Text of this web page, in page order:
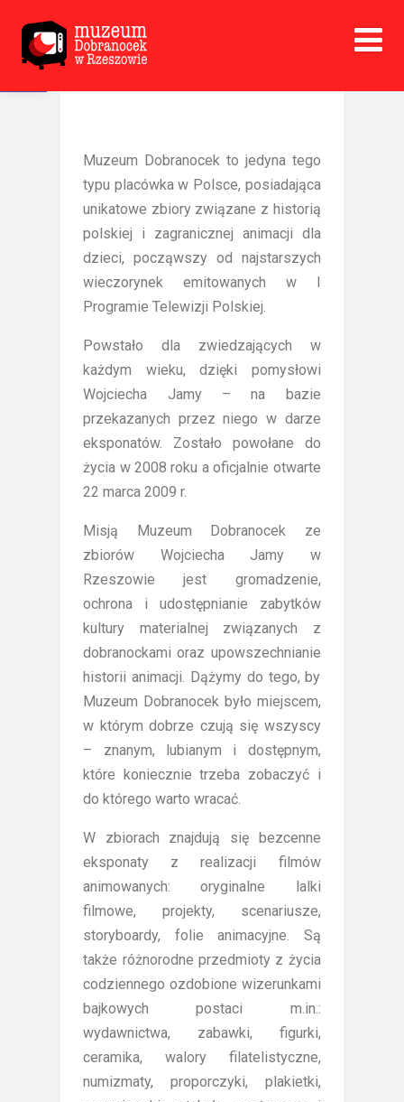
Open toolbar
Muzeum Dobranocek to jedyna tego
typu placówka w Polsce, posiadająca
unikatowe zbiory związane z historią
polskiej i zagranicznej animacji dla
dzieci, począwszy od najstarszych
wieczorynek emitowanych w I
Programie Telewizji Polskiej.
Powstało dla zwiedzających w
każdym wieku, dzięki pomysłowi
Wojciecha Jamy – na bazie
przekazanych przez niego w darze
eksponatów. Zostało powołane do
życia w 2008 roku a oficjalnie otwarte
22 marca 2009 r.
Misją Muzeum Dobranocek ze
zbiorów Wojciecha Jamy w
Rzeszowie jest gromadzenie,
ochrona i udostępnianie zabytków
kultury materialnej związanych z
dobranockami oraz upowszechnianie
historii animacji. Dążymy do tego, by
Muzeum Dobranocek było miejscem,
w którym dobrze czują się wszyscy
– znanym, lubianym i dostępnym,
które koniecznie trzeba zobaczyć i
do którego warto wracać.
W zbiorach znajdują się bezcenne
eksponaty z realizacji filmów
animowanych: oryginalne lalki
filmowe, projekty, scenariusze,
storyboardy, folie animacyjne. Są
także różnorodne przedmioty z życia
codziennego ozdobione wizerunkami
bajkowych postaci m.in.:
wydawnictwa, zabawki, figurki,
ceramika, walory filatelistyczne,
numizmaty, proporczyki, plakietki,